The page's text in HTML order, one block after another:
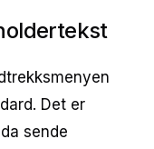
Det er
sende